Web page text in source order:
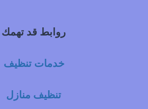
روابط قد تهمك
خدمات تنظيف
تنظيف منازل